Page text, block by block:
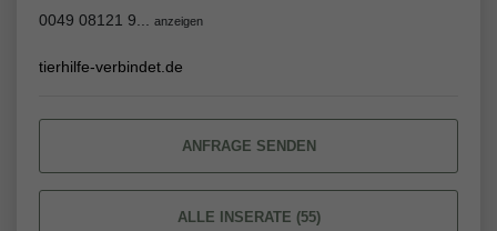
0049 08121 9... anzeigen
tierhilfe-verbindet.de
ANFRAGE SENDEN
ALLE INSERATE (55)